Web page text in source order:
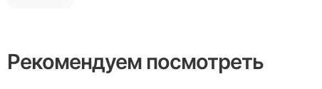
Рекомендуем посмотреть